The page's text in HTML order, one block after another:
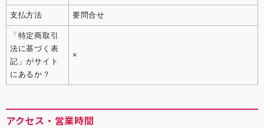
支払方法 要問合せ
「特定商取引
法に基づく表
記」がサイト
にあるか？
×
アクセス・営業時間